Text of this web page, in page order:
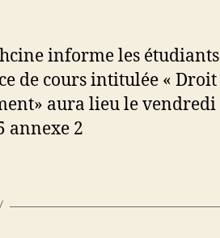
informe les étudiants
de cours intitulée « Droit
aura lieu le vendredi
annexe 2